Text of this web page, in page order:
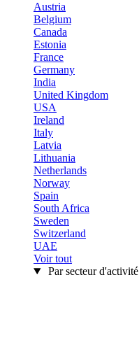
Austria
Belgium
Canada
Estonia
France
Germany
India
United Kingdom
USA
Ireland
Italy
Latvia
Lithuania
Netherlands
Norway
Spain
South Africa
Sweden
Switzerland
UAE
Voir tout
Par secteur d'activité